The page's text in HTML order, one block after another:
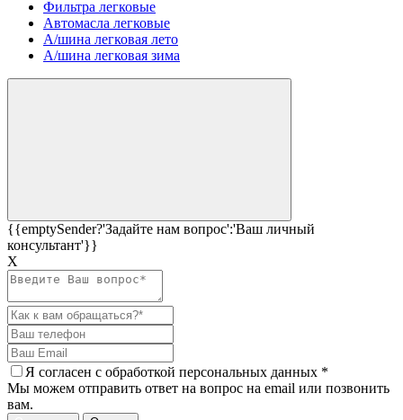
Фильтра легковые
Автомасла легковые
А/шина легковая лето
А/шина легковая зима
{{emptySender?'Задайте нам вопрос':'Ваш личный
консультант'}}
Х
Я согласен c обработкой персональных данных *
Мы можем отправить ответ на вопрос на email или позвонить
вам.